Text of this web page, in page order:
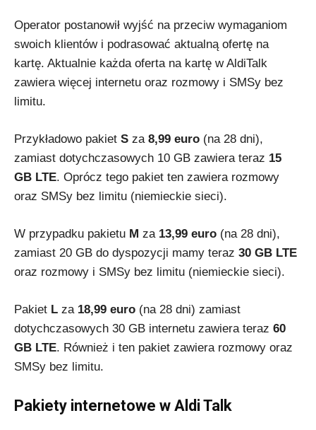
Operator postanowił wyjść na przeciw wymaganiom
swoich klientów i podrasować aktualną ofertę na
kartę. Aktualnie każda oferta na kartę w AldiTalk
zawiera więcej internetu oraz rozmowy i SMSy bez
limitu.
Przykładowo pakiet S za 8,99 euro (na 28 dni),
zamiast dotychczasowych 10 GB zawiera teraz 15
GB LTE. Oprócz tego pakiet ten zawiera rozmowy
oraz SMSy bez limitu (niemieckie sieci).
W przypadku pakietu M za 13,99 euro (na 28 dni),
zamiast 20 GB do dyspozycji mamy teraz 30 GB LTE
oraz rozmowy i SMSy bez limitu (niemieckie sieci).
Pakiet L za 18,99 euro (na 28 dni) zamiast
dotychczasowych 30 GB internetu zawiera teraz 60
GB LTE. Również i ten pakiet zawiera rozmowy oraz
SMSy bez limitu.
Pakiety internetowe w Aldi Talk